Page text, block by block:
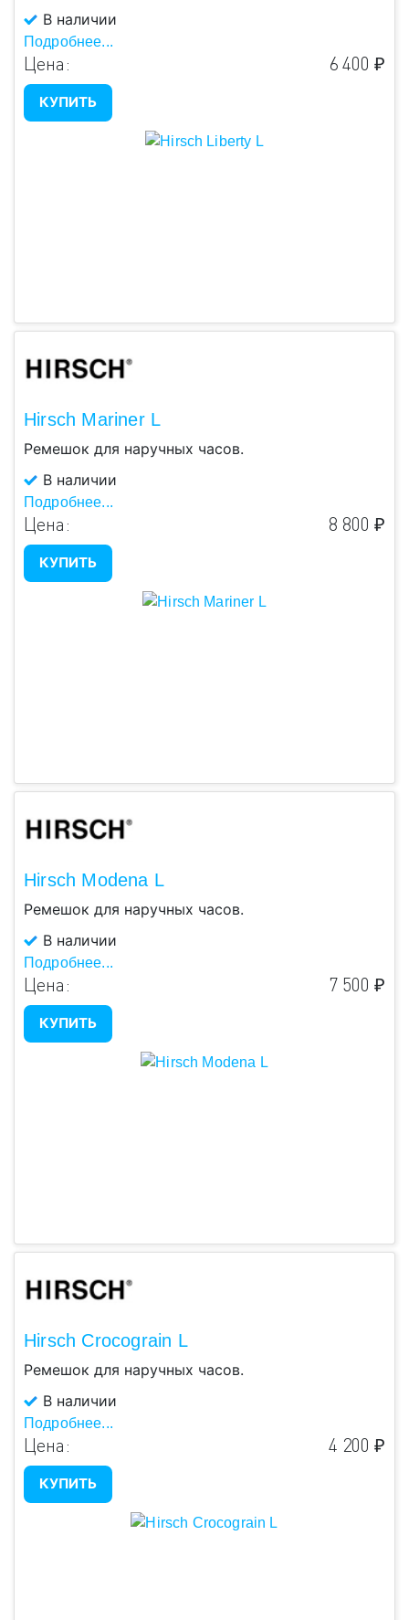
В наличии
Подробнее...
Цена: 6 400 ₽
КУПИТЬ
Hirsch Mariner L
Ремешок для наручных часов.
В наличии
Подробнее...
Цена: 8 800 ₽
КУПИТЬ
Hirsch Modena L
Ремешок для наручных часов.
В наличии
Подробнее...
Цена: 7 500 ₽
КУПИТЬ
Hirsch Crocograin L
Ремешок для наручных часов.
В наличии
Подробнее...
Цена: 4 200 ₽
КУПИТЬ